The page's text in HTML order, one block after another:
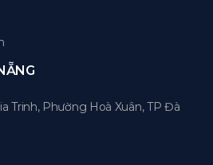
Trinh, Phường Hoà Xuân, TP Đà